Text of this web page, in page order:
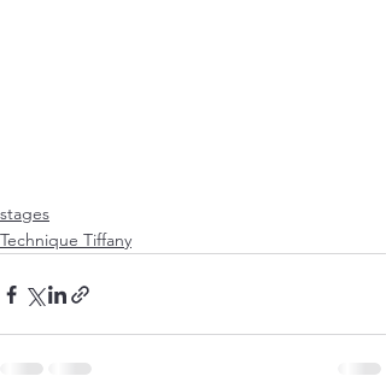
stages
Technique Tiffany